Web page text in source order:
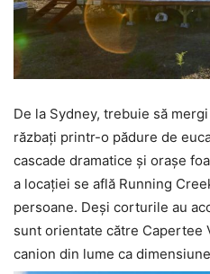
De la Sydney, trebuie să
răzbați printr-o pădure de
cascade dramatice și orașe
a locației se află Running
persoane. Deși corturile au
sunt orientate către Capertee
canion din lume ca